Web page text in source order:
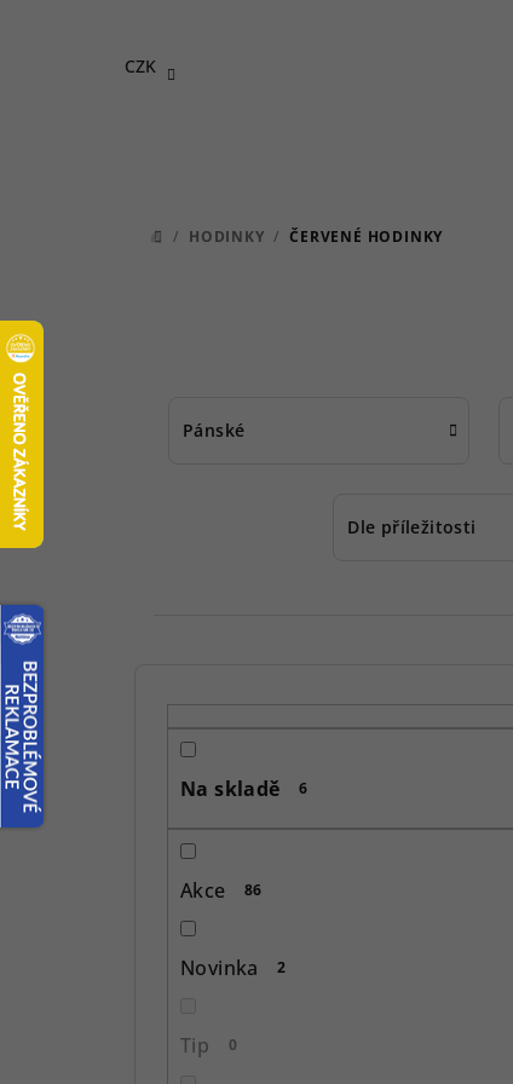
CZK
DOMŮ
/ HODINKY / ČERVENÉ HODINKY
Pánské
Dle příležitosti
Na skladě 6
Akce 86
Novinka 2
Tip 0